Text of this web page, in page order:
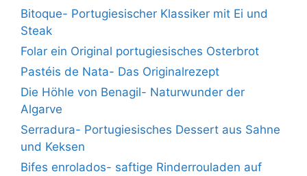
Bitoque- Portugiesischer Klassiker mit Ei und
Steak
Folar ein Original portugiesisches Osterbrot
Pastéis de Nata- Das Originalrezept
Die Höhle von Benagil- Naturwunder der
Algarve
Serradura- Portugiesisches Dessert aus Sahne
und Keksen
Bifes enrolados- saftige Rinderrouladen auf